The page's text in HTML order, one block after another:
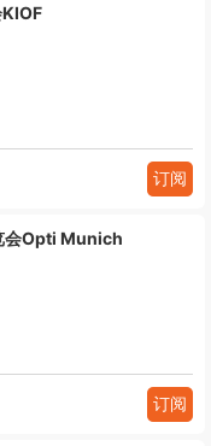
订阅
会Opti Munich
订阅